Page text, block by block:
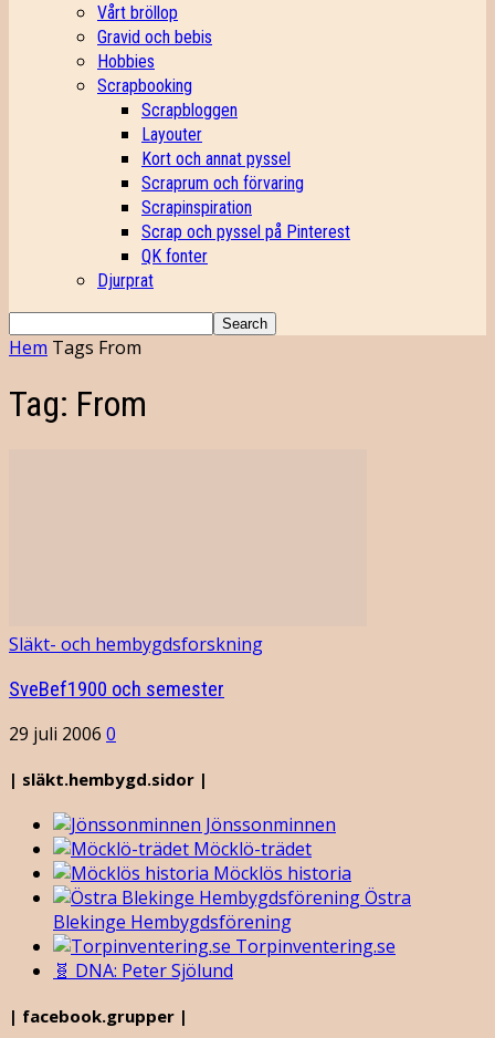
Vårt bröllop
Gravid och bebis
Hobbies
Scrapbooking
Scrapbloggen
Layouter
Kort och annat pyssel
Scraprum och förvaring
Scrapinspiration
Scrap och pyssel på Pinterest
QK fonter
Djurprat
Hem Tags From
Tag: From
Släkt- och hembygdsforskning
SveBef1900 och semester
29 juli 2006 0
| släkt.hembygd.sidor |
Jönssonminnen
Möcklö-trädet
Möcklös historia
Östra
Blekinge Hembygdsförening
Torpinventering.se
🧬 DNA: Peter Sjölund
| facebook.grupper |